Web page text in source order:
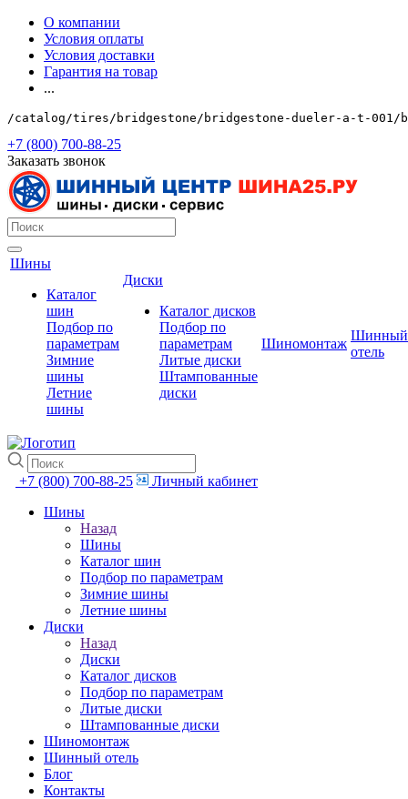
О компании
Условия оплаты
Условия доставки
Гарантия на товар
...
/catalog/tires/bridgestone/bridgestone-dueler-a-t-001/
+7 (800) 700-88-25
Заказать звонок
Шины
Каталог
шин
Подбор по
параметрам
Зимние
шины
Летние
шины
Диски
Каталог дисков
Подбор по
параметрам
Литые диски
Штампованные
диски
Шиномонтаж
Шинный
отель
+7 (800) 700-88-25
Личный кабинет
Шины
Назад
Шины
Каталог шин
Подбор по параметрам
Зимние шины
Летние шины
Диски
Назад
Диски
Каталог дисков
Подбор по параметрам
Литые диски
Штампованные диски
Шиномонтаж
Шинный отель
Блог
Контакты